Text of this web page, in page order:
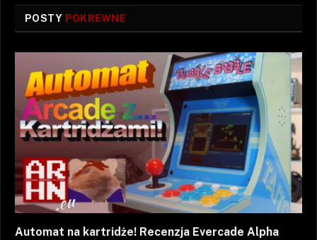
POSTY POKREWNE
Automat na kartridże! Recenzja Evercade Alpha